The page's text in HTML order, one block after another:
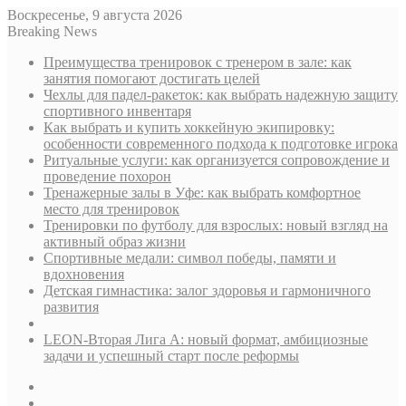
Воскресенье, 9 августа 2026
Breaking News
Преимущества тренировок с тренером в зале: как
занятия помогают достигать целей
Чехлы для падел-ракеток: как выбрать надежную защиту
спортивного инвентаря
Как выбрать и купить хоккейную экипировку:
особенности современного подхода к подготовке игрока
Ритуальные услуги: как организуется сопровождение и
проведение похорон
Тренажерные залы в Уфе: как выбрать комфортное
место для тренировок
Тренировки по футболу для взрослых: новый взгляд на
активный образ жизни
Спортивные медали: символ победы, памяти и
вдохновения
Детская гимнастика: залог здоровья и гармоничного
развития
LEON-Вторая Лига А: новый формат, амбициозные
задачи и успешный старт после реформы